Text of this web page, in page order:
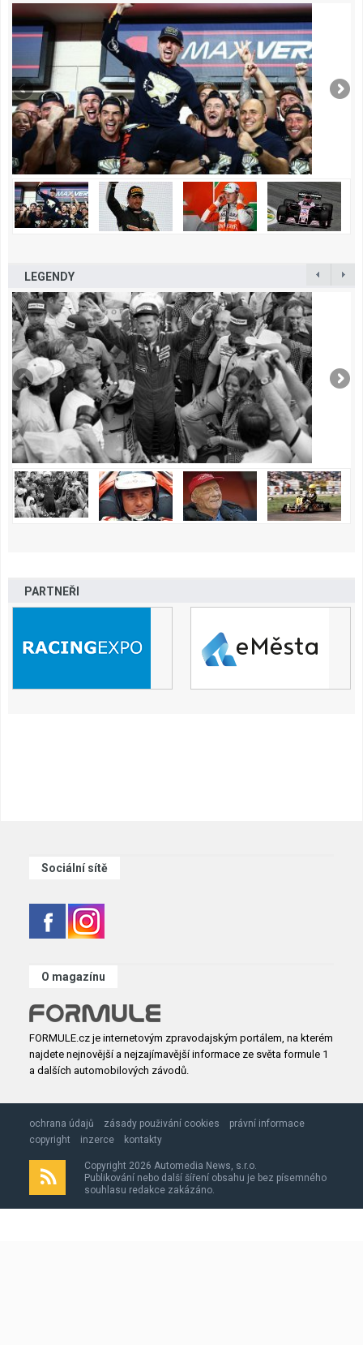
LEGENDY
PARTNEŘI
Sociální sítě
O magazínu
FORMULE.cz je internetovým zpravodajským portálem, na kterém
najdete nejnovější a nejzajímavější informace ze světa formule 1
a dalších automobilových závodů.
ochrana údajů zásady použivání cookies
právní informace
copyright
inzerce kontakty
Copyright 2026 Automedia News, s.r.o.
Publikování nebo další šíření obsahu je bez písemného
souhlasu redakce zakázáno.